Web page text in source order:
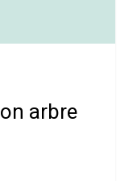
arbre